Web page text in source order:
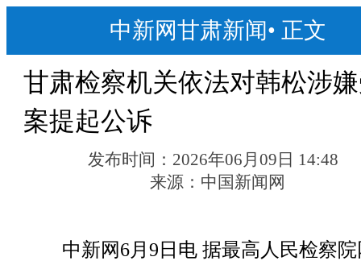
中新网甘肃新闻• 正文
甘肃检察机关依法对韩松涉
案提起公诉
发布时间： 2026年06月09日 14:48
来源： 中国新闻网
中新网6月9日电 据最高人民检察院